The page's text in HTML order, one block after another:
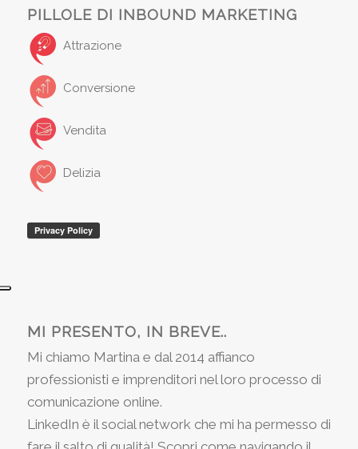
PILLOLE DI INBOUND MARKETING
Attrazione
Conversione
Vendita
Delizia
MI PRESENTO, IN BREVE..
Mi chiamo Martina e dal 2014 affianco
professionisti e imprenditori nel loro processo di
comunicazione online.
LinkedIn è il social network che mi ha permesso di